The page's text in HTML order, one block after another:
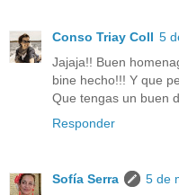
Conso Triay Coll 5
Jajaja!! Buen
bine hecho!!! Y que
Que tengas un buen
Responder
Sofía Serra
5 de